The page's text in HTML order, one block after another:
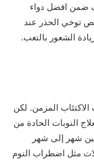
ضمن افضل دواء
توخي الحذر عند
الشعور بالتعب.
المزمن. لكن
النوبات الحادة من
شهر إلى شهر
مثل اضطراب النوم